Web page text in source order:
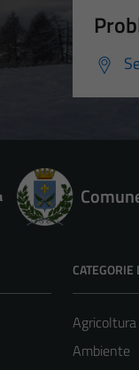
Ambiente